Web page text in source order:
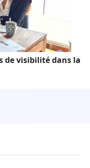
de visibilité dans la